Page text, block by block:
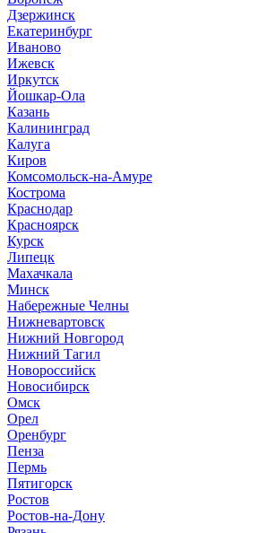
Дзержинск
Екатеринбург
Иваново
Ижевск
Иркутск
Йошкар-Ола
Казань
Калининград
Калуга
Киров
Комсомольск-на-Амуре
Кострома
Краснодар
Красноярск
Курск
Липецк
Махачкала
Минск
Набережные Челны
Нижневартовск
Нижний Новгород
Нижний Тагил
Новороссийск
Новосибирск
Омск
Орел
Оренбург
Пенза
Пермь
Пятигорск
Ростов
Ростов-на-Дону